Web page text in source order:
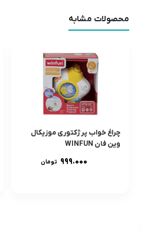
محصولات مشابه
چراغ خواب پرژکتورى موزيکال
وين فان WINFUN
۹۹۹.۰۰۰ تومان